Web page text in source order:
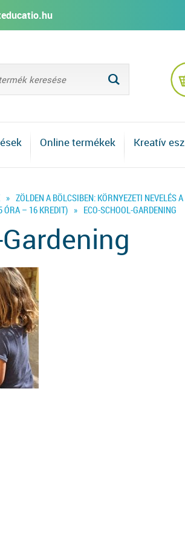
L
Online termékek Kreatív
» ZÖLDEN A BÖLCSIBEN: KÖRNYEZETI NEVELÉS
ÓRA – 16 KREDIT) » ECO-SCHOOL-GARDENING